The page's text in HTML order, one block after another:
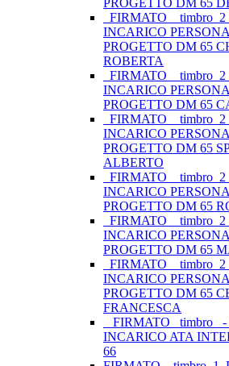
PROGETTO DM 65
INCARICO
PROGETTO DM 65
ROBERTA
INCARICO
PROGETTO DM 65
INCARICO
PROGETTO DM 65
ALBERTO
INCARICO
PROGETTO DM 65
INCARICO
PROGETTO DM 65
INCARICO
PROGETTO DM 65
FRANCESCA
_ FIRMATO_ timbro_
INCARICO ATA
66